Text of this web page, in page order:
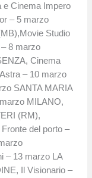
e Cinema Impero
– 5 marzo
Studio
8 marzo
Cinema
– 10 marzo
SANTA MARIA
MILANO,
(RM),
del porto –
– 13 marzo LA
Il Visionario –